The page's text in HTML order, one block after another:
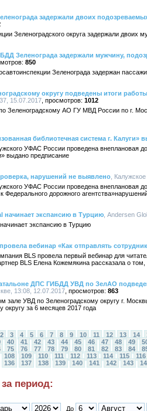
задержали двоих
Зеленоградского округа задержали двоих
Зеленограда задержали мужчину,
850
Зеленограда задержан
округу подведены итоги
15.07.2017
1012
Зеленоградскому АО ГУ МВД России по г.
библиотечная система г. Калуги»
УФАС России проведена внеплановая
выдано предписание
нарушений не выявлено ,
УФАС России проведена внеплановая
Федерального дорожного
начинает экспансию в Турцию , Andersen
экспансию в Турцию
вебинар «Как отправлять
BLS провела первый вебинар для
BLS Елена Кожемякина рассказала о том,
ДПС ГИБДД УВД по ЗелАО
13:08, 12.07.2017
863
зале УВД по Зеленоградскому округу г.
округу за 6 месяцев 2017 года
2 3 4 5 6 7 8 9 10 11 12 13 14
40 41 42 43 44 45 46 47 48 49
75 76 77 78 79 80 81 82 83 84
108 109 110 111 112 113 114 115 116
136 137 138 139 140 141 142 143
период:
До